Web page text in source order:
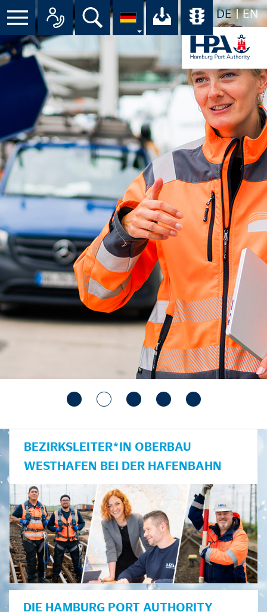
DE EN
Menü Alle Ansprechpartner im
Suche Ihr Download-
BEZIRKSLEITER*IN OBERBAU
WESTHAFEN BEI DER HAFENBAHN
DIE HAMBURG PORT AUTHORITY